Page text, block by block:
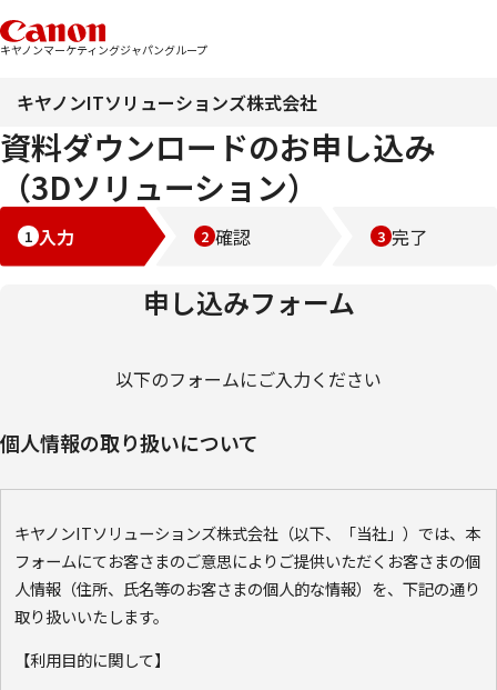
キヤノンマーケティングジャパングループ
キヤノンITソリューションズ株式会社
資料ダウンロードのお申し込み
（3Dソリューション）
入力 確認 完了
申し込みフォーム
以下のフォームにご入力ください
個人情報の取り扱いについて
キヤノンITソリューションズ株式会社（以下、「当社」）では、本
フォームにてお客さまのご意思によりご提供いただくお客さまの個
人情報（住所、氏名等のお客さまの個人的な情報）を、下記の通り
取り扱いいたします。
【利用目的に関して】